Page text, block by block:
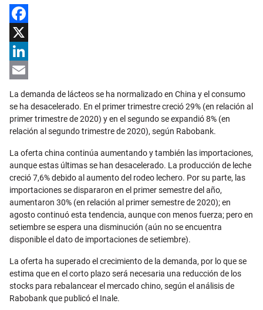
Facebook
X
LinkedIn
Email
La demanda de lácteos se ha normalizado en China y el consumo
se ha desacelerado. En el primer trimestre creció 29% (en relación al
primer trimestre de 2020) y en el segundo se expandió 8% (en
relación al segundo trimestre de 2020), según Rabobank.
La oferta china continúa aumentando y también las importaciones,
aunque estas últimas se han desacelerado. La producción de leche
creció 7,6% debido al aumento del rodeo lechero. Por su parte, las
importaciones se dispararon en el primer semestre del año,
aumentaron 30% (en relación al primer semestre de 2020); en
agosto continuó esta tendencia, aunque con menos fuerza; pero en
setiembre se espera una disminución (aún no se encuentra
disponible el dato de importaciones de setiembre).
La oferta ha superado el crecimiento de la demanda, por lo que se
estima que en el corto plazo será necesaria una reducción de los
stocks para rebalancear el mercado chino, según el análisis de
Rabobank que publicó el Inale.